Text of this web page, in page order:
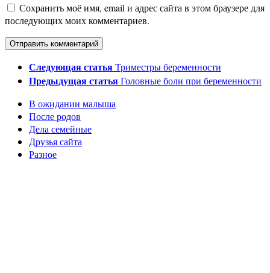
Сохранить моё имя, email и адрес сайта в этом браузере для
последующих моих комментариев.
Следующая статьяТриместры беременности
Предыдущая статьяГоловные боли при беременности
В ожидании малыша
После родов
Дела семейные
Друзья сайта
Разное